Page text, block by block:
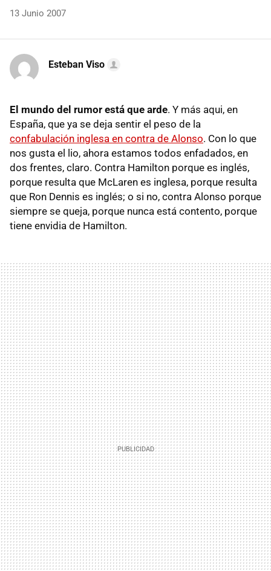
13 Junio 2007
Esteban Viso
El mundo del rumor está que arde. Y más aqui, en
España, que ya se deja sentir el peso de la
confabulación inglesa en contra de Alonso. Con lo que
nos gusta el lio, ahora estamos todos enfadados, en
dos frentes, claro. Contra Hamilton porque es inglés,
porque resulta que McLaren es inglesa, porque resulta
que Ron Dennis es inglés; o si no, contra Alonso porque
siempre se queja, porque nunca está contento, porque
tiene envidia de Hamilton.